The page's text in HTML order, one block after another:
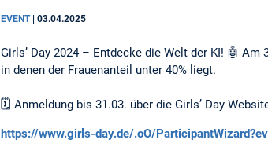
EVENT | 03.04.2025
Girls’ Day 2024 – Entdecke die Welt der KI! 🤖
in denen der Frauenanteil unter 40% liegt.
🗓️ Anmeldung bis 31.03. über die Girls’ Day
https://www.girls-day.de/.oO/